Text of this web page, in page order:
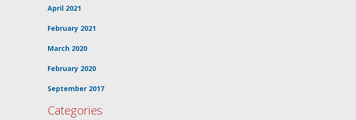
April 2021
February 2021
March 2020
February 2020
September 2017
Categories